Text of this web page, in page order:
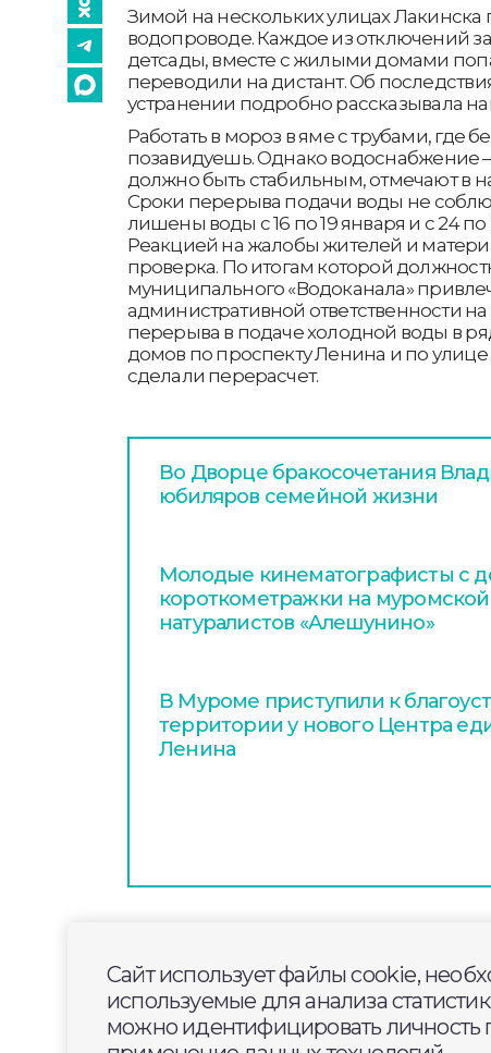
Зимой на нескольких улицах
водопроводе. Каждое из отключений
детсады, вместе с жилыми домами
переводили на дистант. Об
устранении подробно рассказывала
Работать в мороз в яме с трубами, где
позавидуешь. Однако водоснабжение –
должно быть стабильным, отмечают в
Сроки перерыва подачи воды не
лишены воды с 16 по 19 января и с 24 по
Реакцией на жалобы жителей и
проверка. По итогам которой
муниципального «Водоканала»
административной ответственности
перерыва в подаче холодной воды в
домов по проспекту Ленина и по
сделали перерасчет.
Во Дворце бракосочетания
юбиляров семейной жизни
Молодые кинематографисты с
короткометражки на
натуралистов «Алешунино»
В Муроме приступили к
территории у нового Центра
Ленина
В распоряжении
эксклюзивные кадры
Сайт использует файлы cookie,
используемые для анализа
можно идентифицировать личность